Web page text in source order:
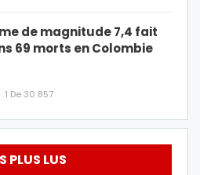
de magnitude 7,4 fait
69 morts en Colombie
1 De 30 857
PLUS LUS